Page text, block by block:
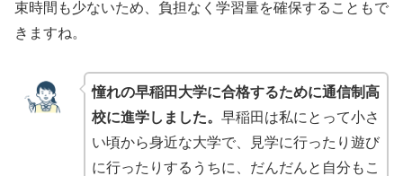
束時間も少ないため、負担なく学習量を確保することもで
きますね。
憧れの早稲田大学に合格するために通信制高
校に進学しました。 早稲田は私にとって小さ
い頃から身近な大学で、見学に行ったり遊び
に行ったりするうちに、だんだんと自分もこ